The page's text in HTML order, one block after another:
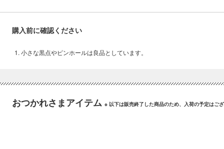
購入前に確認ください
小さな黒点やピンホールは良品としています。
おつかれさまアイテム ※ 以下は販売終了した商品のため、入荷の予定はご